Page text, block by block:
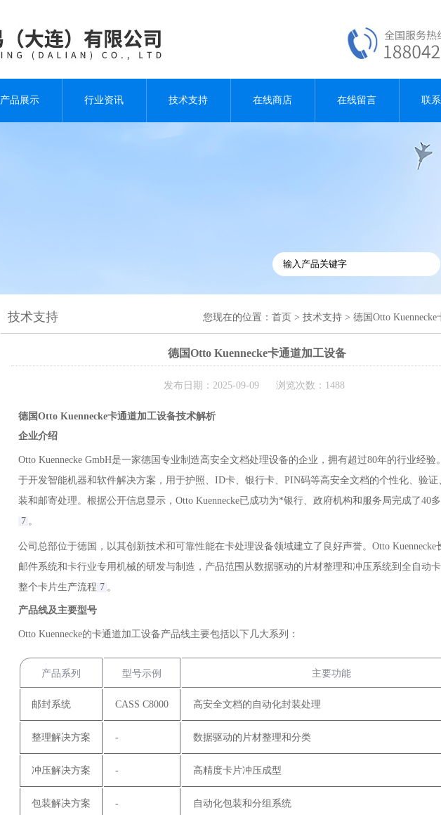
产品展示 行业资讯 技术支持 在线商店 在线留言 联
技术支持 您现在的位置： 首页 > 技术支持 > 德国Otto
德国Otto Kuennecke卡通道加工设备
发布日期：2025-09-09 浏览次数：1488
德国Otto Kuennecke卡通道加工设备技术解析
企业介绍
Otto Kuennecke GmbH是一家德国专业制造高安全文档处理设备的企业，拥有超过80年的行业经验
于开发智能机器和软件解决方案，用于护照、ID卡、银行卡、PIN码等高安全文档的个性化、验证
装和邮寄处理。根据公开信息显示，Otto Kuennecke已成功为*银行、政府机构和服务局完成了40
7 。
公司总部位于德国，以其创新技术和可靠性能在卡处理设备领域建立了良好声誉。Otto Kuennecke
邮件系统和卡行业专用机械的研发与制造，产品范围从数据驱动的片材整理和冲压系统到全自动
整个卡片生产流程 7 。
产品线及主要型号
Otto Kuennecke的卡通道加工设备产品线主要包括以下几大系列：
产品系列 型号示例 主要功能
邮封系统 CASS C8000 高安全文档的自动化封装处理
整理解决方案 - 数据驱动的片材整理和分类
冲压解决方案 - 高精度卡片冲压成型
包装解决方案 - 自动化包装和分组系统